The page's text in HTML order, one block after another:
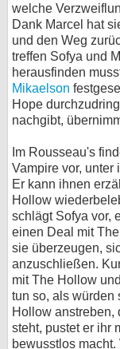
welche
Dank Marcel hat
und den Weg
treffen Sofya und
herausfinden
Mikaelson
Hope
nachgibt,
Im Rousseau's
Vampire vor, unter
Er kann ihnen
Hollow
schlägt Sofya vor,
einen Deal mit
sie überzeugen,
anzuschließen.
mit The Hollow
tun so, als würden
Hollow anstreben,
steht, pustet er ihr
bewusstlos